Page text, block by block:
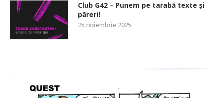
Club G42 – Punem pe tarabă texte și
păreri!
25 noiembrie 2025